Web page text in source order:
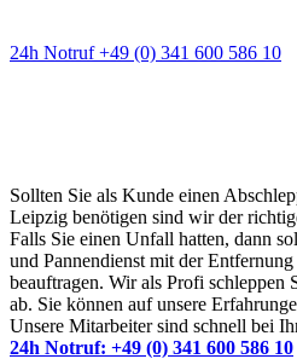
24h Notruf +49 (0) 341 600 586 10
Sollten Sie als Kunde einen
Leipzig benötigen sind wir der
Falls Sie einen Unfall hatten, dann
und Pannendienst mit der
beauftragen. Wir als Profi schleppen
ab. Sie können auf unsere
Unsere Mitarbeiter sind schnell bei
24h Notruf: +49 (0) 341 600 586 10